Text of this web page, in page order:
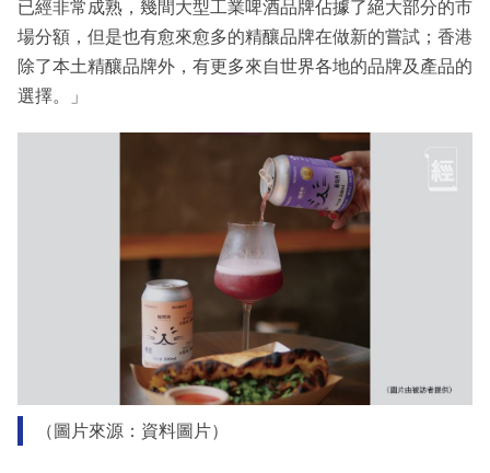
已經非常成熟，幾間大型工業啤酒品牌佔據了絕大部分的市
場分額，但是也有愈來愈多的精釀品牌在做新的嘗試；香港
除了本土精釀品牌外，有更多來自世界各地的品牌及產品的
選擇。」
（圖片來源：資料圖片）